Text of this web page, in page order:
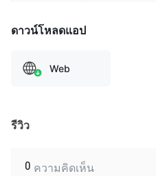
ดาวน์โหลดแอป
Web
รีวิว
0 ความคิดเห็น